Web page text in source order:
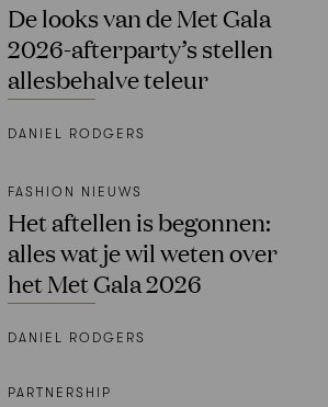
De looks van de Met Gala
2026-afterparty’s stellen
allesbehalve teleur
DANIEL RODGERS
FASHION NIEUWS
Het aftellen is begonnen:
alles wat je wil weten over
het Met Gala 2026
DANIEL RODGERS
PARTNERSHIP